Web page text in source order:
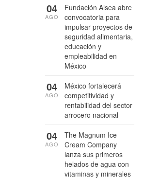
Fundación Alsea abre
convocatoria para
impulsar proyectos de
seguridad alimentaria,
educación y
empleabilidad en
México
04
AGO
México fortalecerá
competitividad y
rentabilidad del sector
arrocero nacional
04
AGO
The Magnum Ice
Cream Company
lanza sus primeros
helados de agua con
vitaminas y minerales
04
AGO